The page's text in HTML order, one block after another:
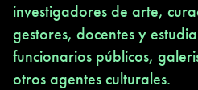
investigadores de arte,
gestores, docentes y
funcionarios públicos,
otros agentes culturales.